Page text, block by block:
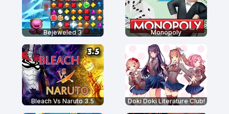
Bejeweled 3 Monopoly
Bleach Vs Naruto 3.5 Doki Doki Literature Club!